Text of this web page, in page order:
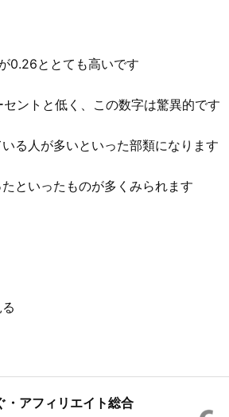
0.26ととても高いです
ントと低く、この数字は驚異的です
る人が多いといった部類になります
といったものが多くみられます
・アフィリエイト総合